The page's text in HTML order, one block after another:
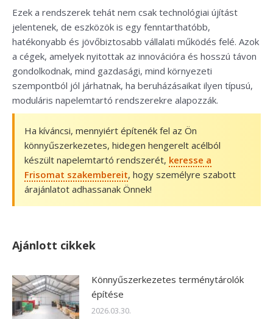
Ezek a rendszerek tehát nem csak technológiai újítást
jelentenek, de eszközök is egy fenntarthatóbb,
hatékonyabb és jövőbiztosabb vállalati működés felé. Azok
a cégek, amelyek nyitottak az innovációra és hosszú távon
gondolkodnak, mind gazdasági, mind környezeti
szempontból jól járhatnak, ha beruházásaikat ilyen típusú,
moduláris napelemtartó rendszerekre alapozzák.
Ha kíváncsi, mennyiért építenék fel az Ön
könnyűszerkezetes, hidegen hengerelt acélból
készült napelemtartó rendszerét, keresse a
Frisomat szakembereit, hogy személyre szabott
árajánlatot adhassanak Önnek!
Ajánlott cikkek
Könnyűszerkezetes terménytárolók
építése
2026.03.30.